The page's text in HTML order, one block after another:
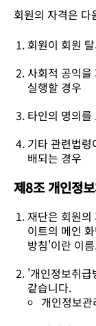
회원의 자격은
회원이 회원
사회적 공익을
실행할 경우
타인의 명의를
기타 관련법
배되는 경우
제8조 개인정
재단은 회원의
이트의 메인
방침'이란 이
'개인정보취
같습니다.
개인정보